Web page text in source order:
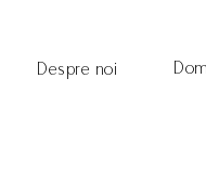
Despre noi